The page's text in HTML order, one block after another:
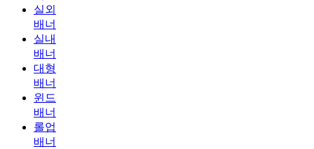
실외
배너
실내
배너
대형
배너
윈드
배너
롤업
배너